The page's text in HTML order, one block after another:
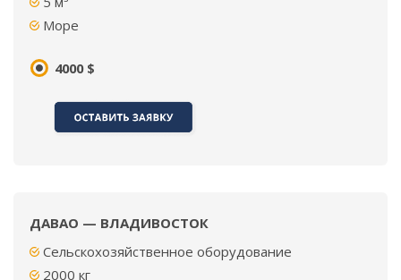
Море
4000 $
ДАВАО — ВЛАДИВОСТОК
Сельскохозяйственное оборудование
2000 кг